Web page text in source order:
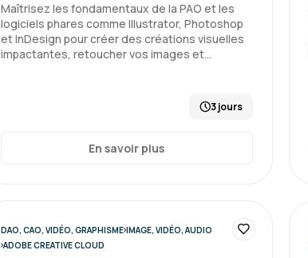
Maîtrisez les fondamentaux de la PAO et les
logiciels phares comme Illustrator, Photoshop
et InDesign pour créer des créations visuelles
impactantes, retoucher vos images et…
3 jours
En savoir plus
DAO, CAO, VIDÉO, GRAPHISME IMAGE, VIDÉO, AUDIO
ADOBE CREATIVE CLOUD